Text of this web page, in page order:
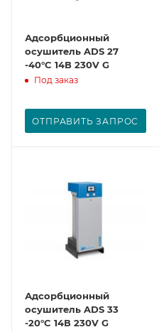
Адсорбционный
осушитель ADS 27
-40°C 14В 230V G
Под заказ
ОТПРАВИТЬ ЗАПРОС
Адсорбционный
осушитель ADS 33
-20°C 14В 230V G